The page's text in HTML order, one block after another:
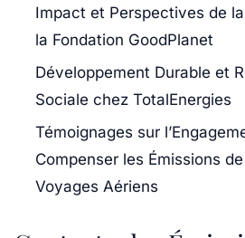
Impact et Perspectives de
la Fondation GoodPlanet
Développement Durable et
Sociale chez TotalEnergies
Témoignages sur
Compenser les Émissions
Voyages Aériens